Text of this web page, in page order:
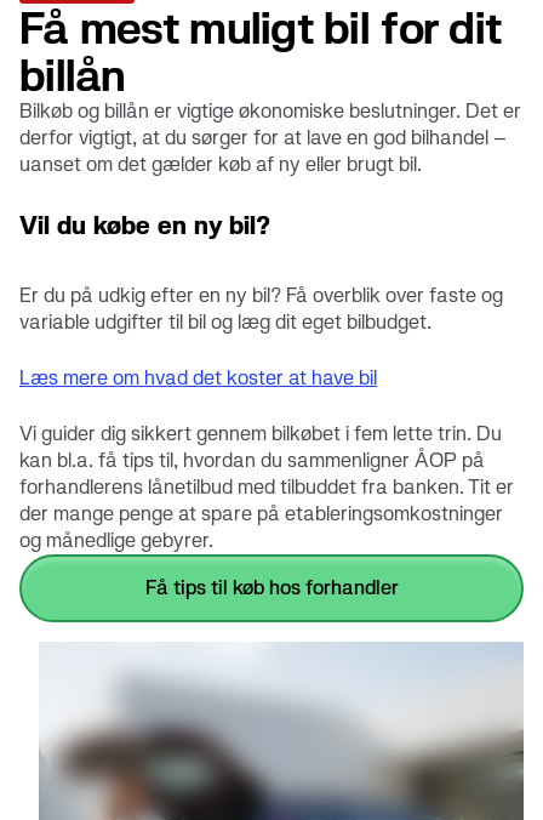
Få mest muligt bil for dit
billån
Bilkøb og billån er vigtige økonomiske beslutninger. Det er
derfor vigtigt, at du sørger for at lave en god bilhandel –
uanset om det gælder køb af ny eller brugt bil.
Vil du købe en ny bil?
Er du på udkig efter en ny bil? Få overblik over faste og
variable udgifter til bil og læg dit eget bilbudget.
Læs mere om hvad det koster at have bil
Vi guider dig sikkert gennem bilkøbet i fem lette trin. Du
kan bl.a. få tips til, hvordan du sammenligner ÅOP på
forhandlerens lånetilbud med tilbuddet fra banken. Tit er
der mange penge at spare på etableringsomkostninger
og månedlige gebyrer.
få tips til køb hos forhandler